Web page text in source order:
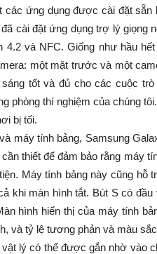
các ứng dụng được cài đặt
cài đặt ứng dụng trợ lý giọng
4.2 và NFC. Giống như hầu
một mặt trước và một
tốt và đủ cho các cuộc
phòng thí nghiệm của chúng
bị tối.
máy tính bảng, Samsung
thiết để đảm bảo rằng máy
Máy tính bảng này cũng hỗ
khi màn hình tắt. Bút S có
hình hiển thị của máy tính
và tỷ lệ tương phản và màu
lý có thể được gắn nhờ vào